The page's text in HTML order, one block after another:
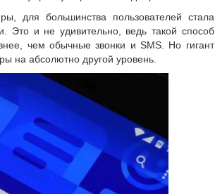
для большинства пользователей стала
Это и не удивительно, ведь такой способ
чем обычные звонки и SMS. Но гигант
на абсолютно другой уровень.